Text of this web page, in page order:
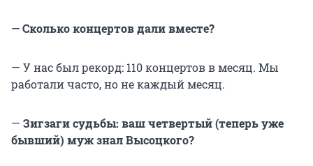
— Сколько концертов дали вместе?
— У нас был рекорд: 110 концертов в месяц. Мы
работали часто, но не каждый месяц.
— Зигзаги судьбы: ваш четвертый (теперь уже
бывший) муж знал Высоцкого?